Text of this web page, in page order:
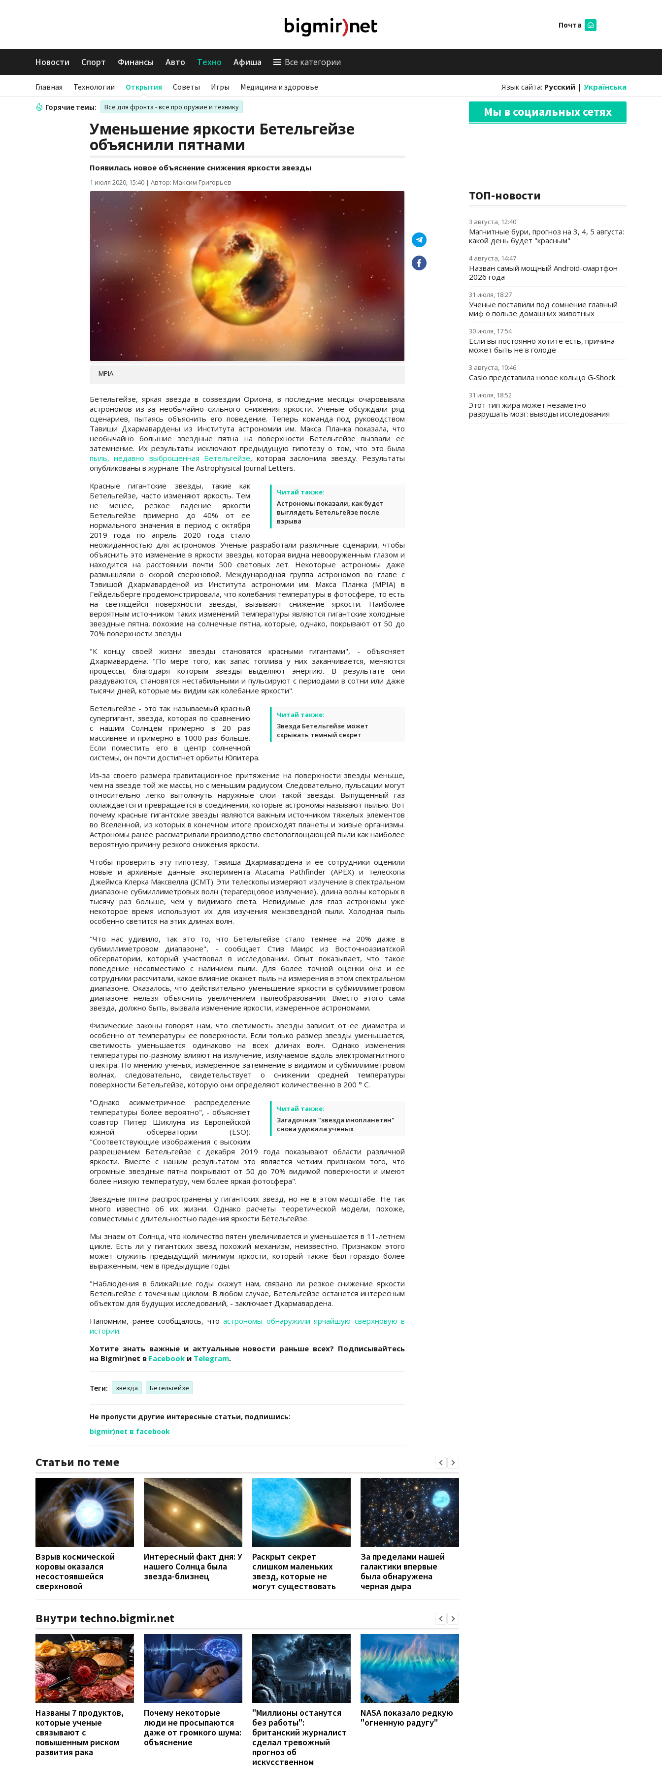
Почта
Новости Спорт Финансы Авто Техно Афиша Все категории
Главная Технологии Открытия Советы Игры Медицина и здоровье Язык сайта: Русский | Українська
Горячие темы: Все для фронта - все про оружие и технику
Уменьшение яркости Бетельгейзе
объяснили пятнами
Появилась новое объяснение снижения яркости звезды
1 июля 2020, 15:40 | Автор: Максим Григорьев
MPIA
Бетельгейзе, яркая звезда в созвездии Ориона, в последние месяцы очаровывала
астрономов из-за необычайно сильного снижения яркости. Ученые обсуждали ряд
сценариев, пытаясь объяснить его поведение. Теперь команда под руководством
Тавиши Дхармавардены из Института астрономии им. Макса Планка показала, что
необычайно большие звездные пятна на поверхности Бетельгейзе вызвали ее
затемнение. Их результаты исключают предыдущую гипотезу о том, что это была
пыль, недавно выброшенная Бетельгейзе, которая заслонила звезду. Результаты
опубликованы в журнале The Astrophysical Journal Letters.
Читай также:
Астрономы показали, как будет
выглядеть Бетельгейзе после
взрыва
Красные гигантские звезды, такие как
Бетельгейзе, часто изменяют яркость. Тем
не менее, резкое падение яркости
Бетельгейзе примерно до 40% от ее
нормального значения в период с октября
2019 года по апрель 2020 года стало
неожиданностью для астрономов. Ученые разработали различные сценарии, чтобы
объяснить это изменение в яркости звезды, которая видна невооруженным глазом и
находится на расстоянии почти 500 световых лет. Некоторые астрономы даже
размышляли о скорой сверхновой. Международная группа астрономов во главе с
Тэвишой Дхармаварденой из Института астрономии им. Макса Планка (MPIA) в
Гейдельберге продемонстрировала, что колебания температуры в фотосфере, то есть
на светящейся поверхности звезды, вызывают снижение яркости. Наиболее
вероятным источником таких изменений температуры являются гигантские холодные
звездные пятна, похожие на солнечные пятна, которые, однако, покрывают от 50 до
70% поверхности звезды.
"К концу своей жизни звезды становятся красными гигантами", - объясняет
Дхармавардена. "По мере того, как запас топлива у них заканчивается, меняются
процессы, благодаря которым звезды выделяют энергию. В результате они
раздуваются, становятся нестабильными и пульсируют с периодами в сотни или даже
тысячи дней, которые мы видим как колебание яркости".
Читай также:
Звезда Бетельгейзе может
скрывать темный секрет
Бетельгейзе - это так называемый красный
супергигант, звезда, которая по сравнению
с нашим Солнцем примерно в 20 раз
массивнее и примерно в 1000 раз больше.
Если поместить его в центр солнечной
системы, он почти достигнет орбиты Юпитера.
Из-за своего размера гравитационное притяжение на поверхности звезды меньше,
чем на звезде той же массы, но с меньшим радиусом. Следовательно, пульсации могут
относительно легко вытолкнуть наружные слои такой звезды. Выпущенный газ
охлаждается и превращается в соединения, которые астрономы называют пылью. Вот
почему красные гигантские звезды являются важным источником тяжелых элементов
во Вселенной, из которых в конечном итоге происходят планеты и живые организмы.
Астрономы ранее рассматривали производство светопоглощающей пыли как наиболее
вероятную причину резкого снижения яркости.
Чтобы проверить эту гипотезу, Тэвиша Дхармавардена и ее сотрудники оценили
новые и архивные данные эксперимента Atacama Pathfinder (APEX) и телескопа
Джеймса Клерка Максвелла (JCMT). Эти телескопы измеряют излучение в спектральном
диапазоне субмиллиметровых волн (терагерцовое излучение), длина волны которых в
тысячу раз больше, чем у видимого света. Невидимые для глаз астрономы уже
некоторое время используют их для изучения межзвездной пыли. Холодная пыль
особенно светится на этих длинах волн.
"Что нас удивило, так это то, что Бетельгейзе стало темнее на 20% даже в
субмиллиметровом диапазоне", - сообщает Стив Маирс из Восточноазиатской
обсерватории, который участвовал в исследовании. Опыт показывает, что такое
поведение несовместимо с наличием пыли. Для более точной оценки она и ее
сотрудники рассчитали, какое влияние окажет пыль на измерения в этом спектральном
диапазоне. Оказалось, что действительно уменьшение яркости в субмиллиметровом
диапазоне нельзя объяснить увеличением пылеобразования. Вместо этого сама
звезда, должно быть, вызвала изменение яркости, измеренное астрономами.
Физические законы говорят нам, что светимость звезды зависит от ее диаметра и
особенно от температуры ее поверхности. Если только размер звезды уменьшается,
светимость уменьшается одинаково на всех длинах волн. Однако изменения
температуры по-разному влияют на излучение, излучаемое вдоль электромагнитного
спектра. По мнению ученых, измеренное затемнение в видимом и субмиллиметровом
волнах, следовательно, свидетельствует о снижении средней температуры
поверхности Бетельгейзе, которую они определяют количественно в 200 ° С.
Читай также:
Загадочная "звезда инопланетян"
снова удивила ученых
"Однако асимметричное распределение
температуры более вероятно", - объясняет
соавтор Питер Шиклуна из Европейской
южной обсерватории (ESO).
"Соответствующие изображения с высоким
разрешением Бетельгейзе с декабря 2019 года показывают области различной
яркости. Вместе с нашим результатом это является четким признаком того, что
огромные звездные пятна покрывают от 50 до 70% видимой поверхности и имеют
более низкую температуру, чем более яркая фотосфера".
Звездные пятна распространены у гигантских звезд, но не в этом масштабе. Не так
много известно об их жизни. Однако расчеты теоретической модели, похоже,
совместимы с длительностью падения яркости Бетельгейзе.
Мы знаем от Солнца, что количество пятен увеличивается и уменьшается в 11-летнем
цикле. Есть ли у гигантских звезд похожий механизм, неизвестно. Признаком этого
может служить предыдущий минимум яркости, который также был гораздо более
выраженным, чем в предыдущие годы.
"Наблюдения в ближайшие годы скажут нам, связано ли резкое снижение яркости
Бетельгейзе с точечным циклом. В любом случае, Бетельгейзе останется интересным
объектом для будущих исследований, - заключает Дхармавардена.
Напомним, ранее сообщалось, что астрономы обнаружили ярчайшую сверхновую в
истории.
Хотите знать важные и актуальные новости раньше всех? Подписывайтесь
на Bigmir)net в Facebook и Telegram.
Теги: звезда Бетельгейзе
Не пропусти другие интересные статьи, подпишись:
bigmir)net в facebook
Статьи по теме
Взрыв космической
коровы оказался
несостоявшейся
сверхновой
Интересный факт дня: У
нашего Солнца была
звезда-близнец
Раскрыт секрет
слишком маленьких
звезд, которые не
могут существовать
За пределами нашей
галактики впервые
была обнаружена
черная дыра
Внутри techno.bigmir.net
Названы 7 продуктов,
которые ученые
связывают с
повышенным риском
развития рака
Почему некоторые
люди не просыпаются
даже от громкого шума:
объяснение
"Миллионы останутся
без работы":
британский журналист
сделал тревожный
прогноз об
искусственном
NASA показало редкую
"огненную радугу"
Мы в социальных сетях
ТОП-новости
3 августа, 12:40
Магнитные бури, прогноз на 3, 4, 5 августа:
какой день будет "красным"
4 августа, 14:47
Назван самый мощный Android-смартфон
2026 года
31 июля, 18:27
Ученые поставили под сомнение главный
миф о пользе домашних животных
30 июля, 17:54
Если вы постоянно хотите есть, причина
может быть не в голоде
3 августа, 10:46
Casio представила новое кольцо G-Shock
31 июля, 18:52
Этот тип жира может незаметно
разрушать мозг: выводы исследования